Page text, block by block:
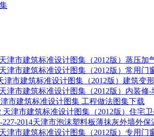
天津市建筑标准设计图集（2012版）蒸压加
天津市建筑标准设计图集（2012版）常用门
津市建筑标准设计图集（2012版）建筑变
天津市建筑标准设计图集（2012版）内装修
津市建筑标准设计图集 工程做法图集下载
天津市建筑标准设计图集（2012版）住宅
227-2014天津市泡沫塑料板薄抹灰外墙外
天津市建筑标准设计图集（2012版）专用门